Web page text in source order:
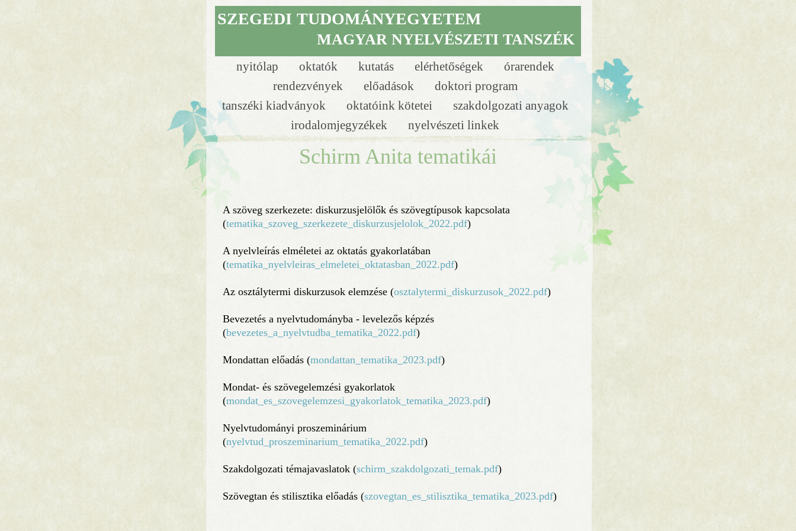
SZEGEDI TUDOMÁNYEGYETEM
MAGYAR NYELVÉSZETI TANSZÉK
nyitólap oktatók kutatás elérhetőségek
órarendek
rendezvények
előadások
doktori program
tanszéki kiadványok
oktatóink kötetei
szakdolgozati anyagok
irodalomjegyzékek
nyelvészeti linkek
Schirm Anita tematikái
A szöveg szerkezete: diskurzusjelölők és szövegtípusok kapcsolata
(tematika_szoveg_szerkezete_diskurzusjelolok_2022.pdf)
A nyelvleírás elméletei az oktatás gyakorlatában
(tematika_nyelvleiras_elmeletei_oktatasban_2022.pdf)
Az osztálytermi diskurzusok elemzése (osztalytermi_diskurzusok_2022.pdf)
Bevezetés a nyelvtudományba - levelezős képzés
(bevezetes_a_nyelvtudba_tematika_2022.pdf)
Mondattan előadás (mondattan_tematika_2023.pdf)
Mondat- és szövegelemzési gyakorlatok
(mondat_es_szovegelemzesi_gyakorlatok_tematika_2023.pdf)
Nyelvtudományi proszeminárium
(nyelvtud_proszeminarium_tematika_2022.pdf)
Szakdolgozati témajavaslatok (schirm_szakdolgozati_temak.pdf)
Szövegtan és stilisztika előadás (szovegtan_es_stilisztika_tematika_2023.pdf)